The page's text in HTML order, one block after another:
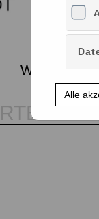
Alle
Workshops